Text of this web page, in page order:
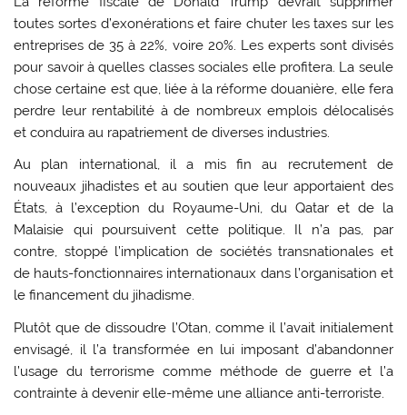
toutes sortes d’exonérations et faire chuter les taxes sur les
entreprises de 35 à 22%, voire 20%. Les experts sont divisés
pour savoir à quelles classes sociales elle profitera. La seule
chose certaine est que, liée à la réforme douanière, elle fera
perdre leur rentabilité à de nombreux emplois délocalisés
et conduira au rapatriement de diverses industries.
Au plan international, il a mis fin au recrutement de
nouveaux jihadistes et au soutien que leur apportaient des
États, à l’exception du Royaume-Uni, du Qatar et de la
Malaisie qui poursuivent cette politique. Il n’a pas, par
contre, stoppé l’implication de sociétés transnationales et
de hauts-fonctionnaires internationaux dans l’organisation et
le financement du jihadisme.
Plutôt que de dissoudre l’Otan, comme il l’avait initialement
envisagé, il l’a transformée en lui imposant d’abandonner
l’usage du terrorisme comme méthode de guerre et l’a
contrainte à devenir elle-même une alliance anti-terroriste.